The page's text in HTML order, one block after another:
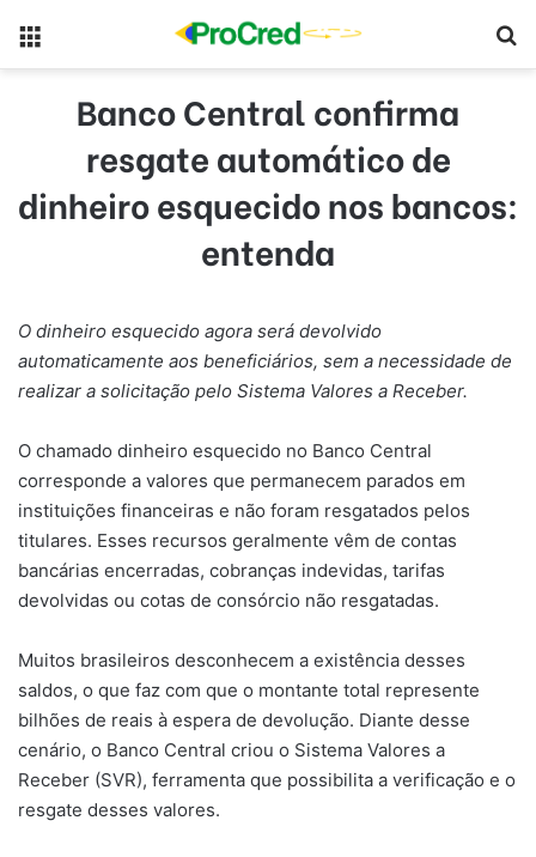
Banco Central confirma
resgate automático de
dinheiro esquecido nos bancos:
entenda
O dinheiro esquecido agora será devolvido
automaticamente aos beneficiários, sem a necessidade de
realizar a solicitação pelo Sistema Valores a Receber.
O chamado dinheiro esquecido no Banco Central
corresponde a valores que permanecem parados em
instituições financeiras e não foram resgatados pelos
titulares. Esses recursos geralmente vêm de contas
bancárias encerradas, cobranças indevidas, tarifas
devolvidas ou cotas de consórcio não resgatadas.
Muitos brasileiros desconhecem a existência desses
saldos, o que faz com que o montante total represente
bilhões de reais à espera de devolução. Diante desse
cenário, o Banco Central criou o Sistema Valores a
Receber (SVR), ferramenta que possibilita a verificação e o
resgate desses valores.